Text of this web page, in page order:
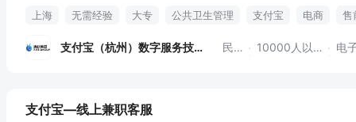
上海 无需经验 大专 公共卫生管理 支付宝 电商 售
支付宝（杭州）数字服务技术 民营 10000人以上 电
支付宝—线上兼职客服